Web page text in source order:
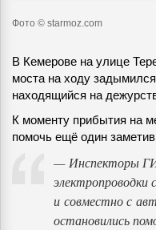
Фото © starmoz.com
В Кемерове на улице
моста на ходу
находящийся на
К моменту прибытия на
помочь ещё один
— Инспекторы
электропроводки
и совместно с
остановились